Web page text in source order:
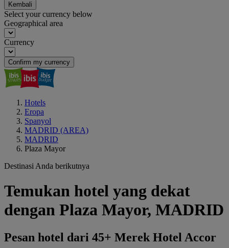
Kembali
Select your currency below
Geographical area
Currency
Confirm my currency
Hotels
Eropa
Spanyol
MADRID (AREA)
MADRID
Plaza Mayor
Destinasi Anda berikutnya
Temukan hotel yang dekat
dengan Plaza Mayor, MADRID
Pesan hotel dari 45+ Merek Hotel Accor